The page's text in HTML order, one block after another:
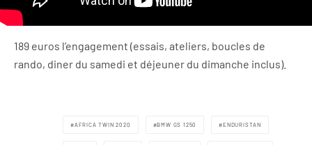
189 euros l’engagement (essais, ateliers, boucles de
rando, diner du samedi et déjeuner du dimanche inclus).
AFRICA TWIN 2020 BMW GS 1250 ENDURISTAN